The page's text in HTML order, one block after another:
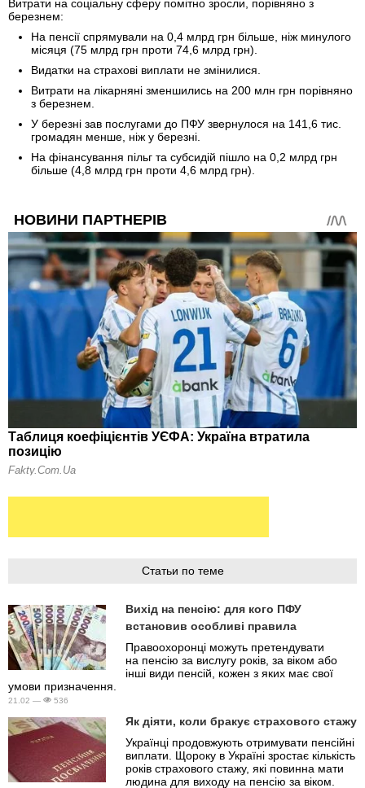
Витрати на соціальну сферу помітно зросли, порівняно з
березнем:
На пенсії спрямували на 0,4 млрд грн більше, ніж минулого
місяця (75 млрд грн проти 74,6 млрд грн).
Видатки на страхові виплати не змінилися.
Витрати на лікарняні зменшились на 200 млн грн порівняно
з березнем.
У березні зав послугами до ПФУ звернулося на 141,6 тис.
громадян менше, ніж у березні.
На фінансування пільг та субсидій пішло на 0,2 млрд грн
більше (4,8 млрд грн проти 4,6 млрд грн).
Статьи по теме
Вихід на пенсію: для кого ПФУ
встановив особливі правила
Правоохоронці можуть претендувати
на пенсію за вислугу років, за віком або
інші види пенсій, кожен з яких має свої
умови призначення.
21.02 — 536
Як діяти, коли бракує страхового стажу
Українці продовжують отримувати пенсійні
виплати. Щороку в Україні зростає кількість
років страхового стажу, які повинна мати
людина для виходу на пенсію за віком.